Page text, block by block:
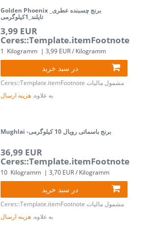
Golden Phoenix _برنج چسبنده عطری
تایلند_1کیلوگرمی
3,99 EUR
Ceres::Template.itemFootnote
1 Kilogramm | 3,99 EUR / Kilogramm
در سبد خرید
Ceres::Template.itemFootnote مشمول مالیات
به علاوه. هزینه ارسال
Mughlai -برنج باسماتی رویال 10 کیلوگرمی
36,99 EUR
Ceres::Template.itemFootnote
10 Kilogramm | 3,70 EUR / Kilogramm
در سبد خرید
Ceres::Template.itemFootnote مشمول مالیات
به علاوه. هزینه ارسال